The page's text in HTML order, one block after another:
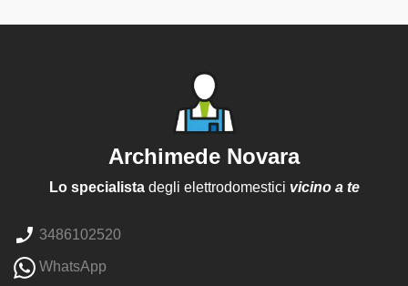
Archimede Novara
Lo specialistadegli elettrodomestici vicino a te
3486102520
WhatsApp